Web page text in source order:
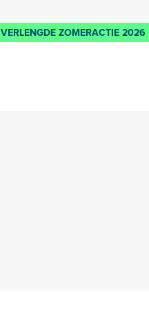
VERLENGDE ZOMERACTIE 2026